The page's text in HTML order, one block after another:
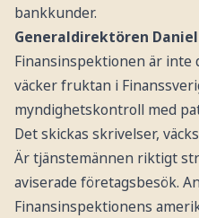
bankkunder.
Generaldirektören
Finansinspektionen är inte
väcker fruktan i
myndighetskontroll med
Det skickas skrivelser,
Är tjänstemännen riktigt
aviserade företagsbesök.
Finansinspektionens